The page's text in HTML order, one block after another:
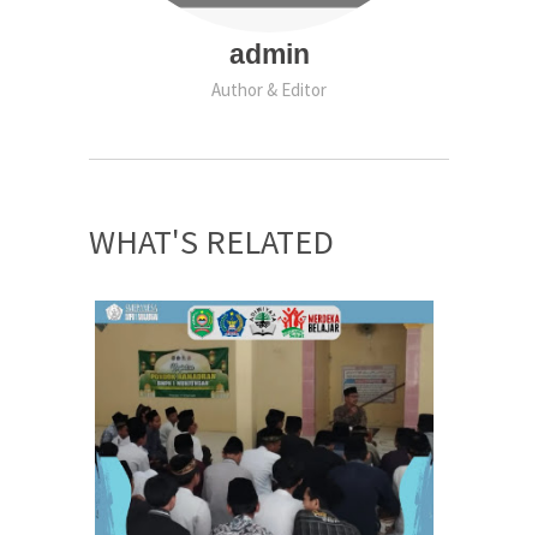
admin
Author & Editor
WHAT'S RELATED